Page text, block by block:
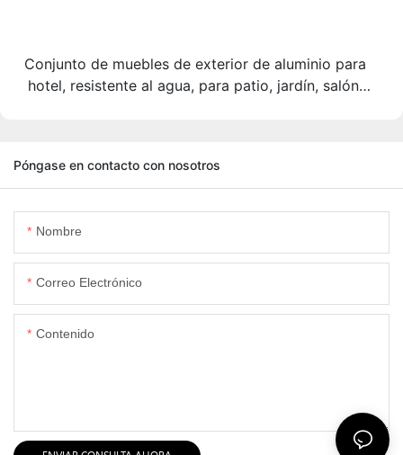
Conjunto de muebles de exterior de aluminio para
hotel, resistente al agua, para patio, jardín, salón,
Póngase en contacto con nosotros
Nombre
Correo Electrónico
Contenido